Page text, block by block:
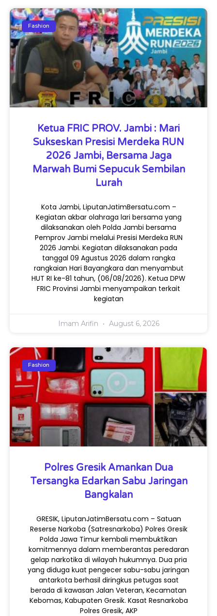
Fashion
Ketua FRIC PROV. Jambi : Mari
Sukseskan Presisi Merdeka RUN
2026 Jambi, Bersama Jaga
Marwah Bumi Sepucuk Sembilan
Lurah
Kota Jambi, LiputanJatimBersatu.com –
Kegiatan akbar olahraga lari bersama yang
dilaksanakan oleh Polda Jambi bersama
Pemprov Jambi melalui Presisi Merdeka RUN
2026 Jambi. Kegiatan dilaksanakan pada
tanggal 09 Agustus 2026 dalam rangka
rangkaian Hari Bayangkara dan menyambut
HUT RI ke-81 tahun, (06/08/2026). Ketua DPW
FRIC Provinsi Jambi menyampaikan terkait
kegiatan
Imam Arifin August 6, 2026
Fashion
Polres Gresik Amankan Dua
Tersangka Edarkan Sabu Jaringan
Bangkalan
​GRESIK, LiputanJatimBersatu.com – Satuan
Reserse Narkoba (Satresnarkoba) Polres Gresik
Polda Jawa Timur kembali membuktikan
komitmennya dalam memberantas peredaran
gelap narkotika di wilayah hukumnya. Dua pria
yang diduga kuat pengecer sabu-sabu jaringan
antarkota berhasil diringkus petugas saat
berada di kawasan Jalan Veteran, Kecamatan
Kebomas, Kabupaten Gresik. Kasat Resnarkoba
Polres Gresik, AKP